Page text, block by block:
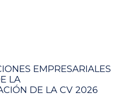
EMPRESARIALES
LA
DE LA CV 2026